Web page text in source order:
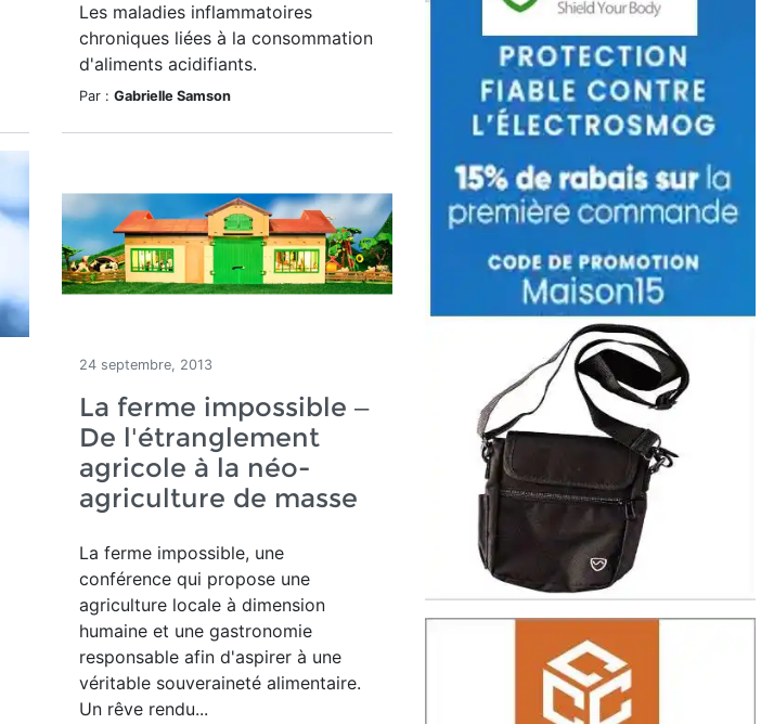
Les maladies inflammatoires
chroniques liées à la consommation
d'aliments acidifiants.
Par : Gabrielle Samson
24 septembre, 2013
La ferme impossible –
De l'étranglement
agricole à la néo-
agriculture de masse
La ferme impossible, une
conférence qui propose une
agriculture locale à dimension
humaine et une gastronomie
responsable afin d'aspirer à une
véritable souveraineté alimentaire.
Un rêve rendu...